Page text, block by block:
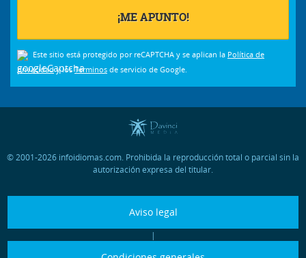
Este sitio está protegido por reCAPTCHA y se aplican la Política de
privacidady losTérminos de servicio de Google.
© 2001-2026 infoidiomas.com. Prohibida la reproducción total o parcial sin la
autorización expresa del titular.
Aviso legal
|